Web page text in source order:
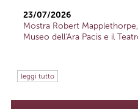
23/07/2026
Mostra Robert
Museo dell'Ara Pacis e il
leggi tutto